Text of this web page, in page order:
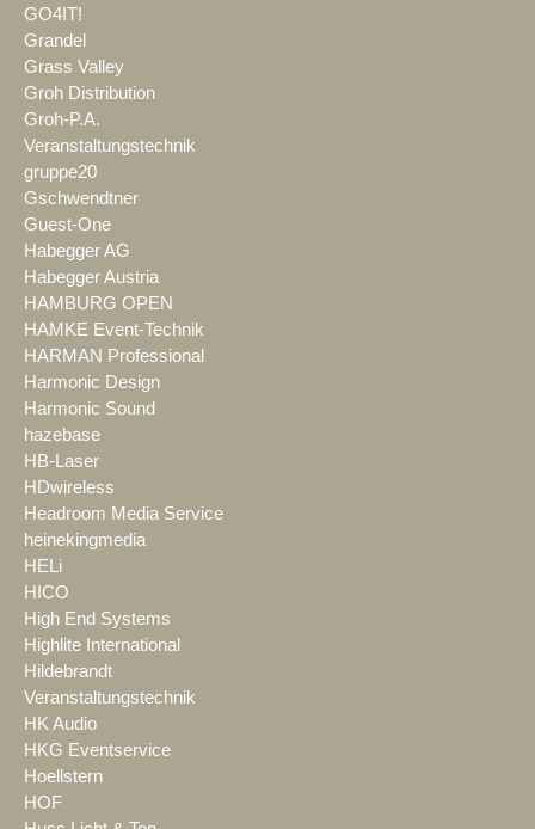
GO4IT!
Grandel
Grass Valley
Groh Distribution
Groh-P.A.
Veranstaltungstechnik
gruppe20
Gschwendtner
Guest-One
Habegger AG
Habegger Austria
HAMBURG OPEN
HAMKE Event-Technik
HARMAN Professional
Harmonic Design
Harmonic Sound
hazebase
HB-Laser
HDwireless
Headroom Media Service
heinekingmedia
HELi
HICO
High End Systems
Highlite International
Hildebrandt
Veranstaltungstechnik
HK Audio
HKG Eventservice
Hoellstern
HOF